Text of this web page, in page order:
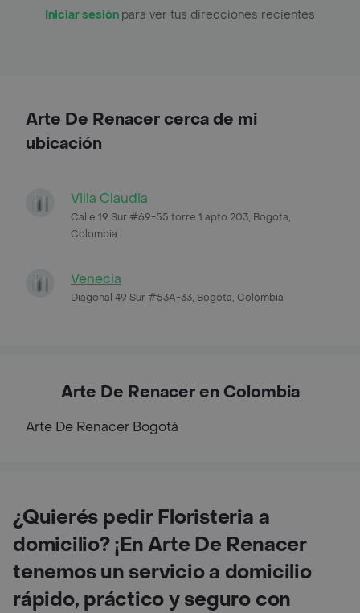
Iniciar sesión para ver tus direcciones recientes
Arte De Renacer cerca de mi
ubicación
Villa Claudia
Calle 19 Sur #69-55 torre 1 apto 203, Bogota,
Colombia
Venecia
Diagonal 49 Sur #53A-33, Bogota, Colombia
Arte De Renacer en Colombia
Arte De Renacer Bogotá
¿Quierés pedir Floristeria a
domicilio? ¡En Arte De Renacer
tenemos un servicio a domicilio
rápido, práctico y seguro con